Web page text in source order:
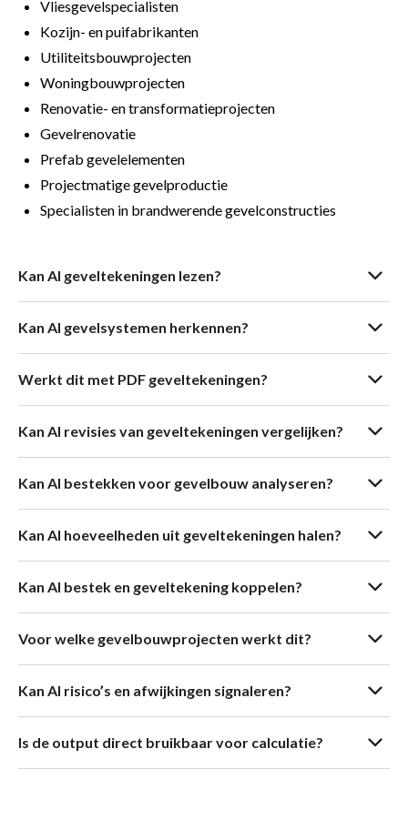
Vliesgevelspecialisten
Kozijn- en puifabrikanten
Utiliteitsbouwprojecten
Woningbouwprojecten
Renovatie- en transformatieprojecten
Gevelrenovatie
Prefab gevelelementen
Projectmatige gevelproductie
Specialisten in brandwerende gevelconstructies
Kan AI geveltekeningen lezen?
Kan AI gevelsystemen herkennen?
Werkt dit met PDF geveltekeningen?
Kan AI revisies van geveltekeningen vergelijken?
Kan AI bestekken voor gevelbouw analyseren?
Kan AI hoeveelheden uit geveltekeningen halen?
Kan AI bestek en geveltekening koppelen?
Voor welke gevelbouwprojecten werkt dit?
Kan AI risico’s en afwijkingen signaleren?
Is de output direct bruikbaar voor calculatie?